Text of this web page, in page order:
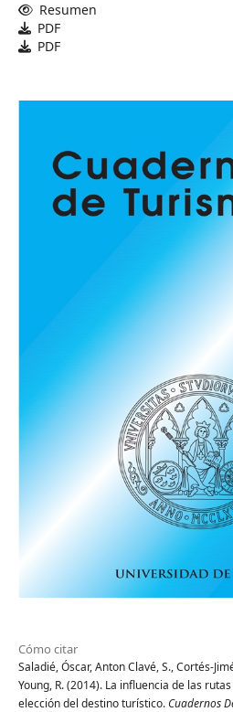
Resumen
PDF
PDF
Cómo citar
Saladié, Óscar, Anton Clavé, S., Cortés-
Young, R. (2014). La influencia de las
elección del destino turístico.Cuadernos